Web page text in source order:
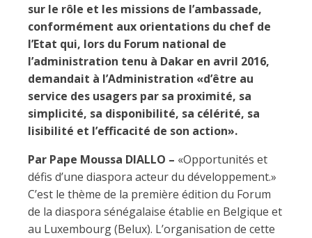
sur le rôle et les missions de l’ambassade,
conformément aux orientations du chef de
l’Etat qui, lors du Forum national de
l’administration tenu à Dakar en avril 2016,
demandait à l’Administration «d’être au
service des usagers par sa proximité, sa
simplicité, sa disponibilité, sa célérité, sa
lisibilité et l’efficacité de son action».
Par Pape Moussa DIALLO – «Opportunités et
défis d’une diaspora acteur du développement.»
C’est le thème de la première édition du Forum
de la diaspora sénégalaise établie en Belgique et
au Luxembourg (Belux). L’organisation de cette